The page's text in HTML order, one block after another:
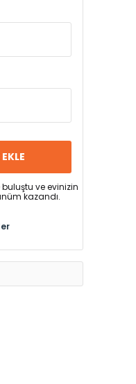
ve evinizin
kazandı.